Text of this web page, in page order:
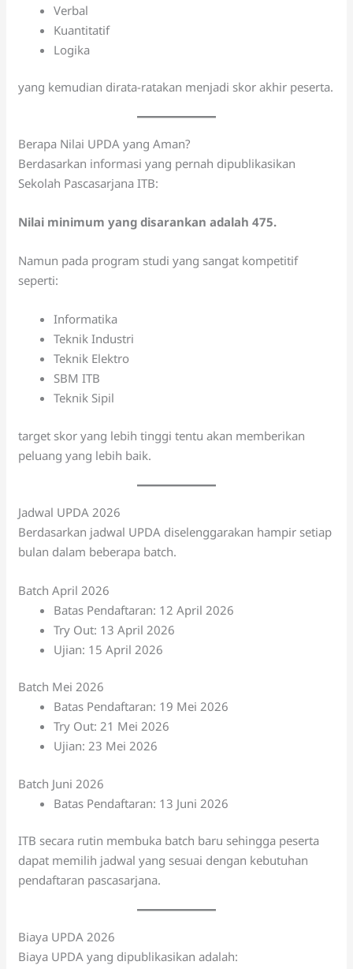
Verbal
Kuantitatif
Logika
yang kemudian dirata-ratakan menjadi skor akhir peserta.
Berapa Nilai UPDA yang Aman?
Berdasarkan informasi yang pernah dipublikasikan
Sekolah Pascasarjana ITB:
Nilai minimum yang disarankan adalah 475.
Namun pada program studi yang sangat kompetitif
seperti:
Informatika
Teknik Industri
Teknik Elektro
SBM ITB
Teknik Sipil
target skor yang lebih tinggi tentu akan memberikan
peluang yang lebih baik.
Jadwal UPDA 2026
Berdasarkan jadwal UPDA diselenggarakan hampir setiap
bulan dalam beberapa batch.
Batch April 2026
Batas Pendaftaran: 12 April 2026
Try Out: 13 April 2026
Ujian: 15 April 2026
Batch Mei 2026
Batas Pendaftaran: 19 Mei 2026
Try Out: 21 Mei 2026
Ujian: 23 Mei 2026
Batch Juni 2026
Batas Pendaftaran: 13 Juni 2026
ITB secara rutin membuka batch baru sehingga peserta
dapat memilih jadwal yang sesuai dengan kebutuhan
pendaftaran pascasarjana.
Biaya UPDA 2026
Biaya UPDA yang dipublikasikan adalah: